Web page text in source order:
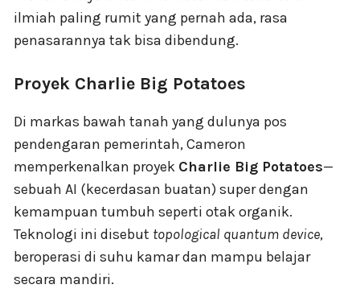
ilmiah paling rumit yang pernah ada, rasa
penasarannya tak bisa dibendung.
Proyek Charlie Big Potatoes
Di markas bawah tanah yang dulunya pos
pendengaran pemerintah, Cameron
memperkenalkan proyek Charlie Big Potatoes—
sebuah AI (kecerdasan buatan) super dengan
kemampuan tumbuh seperti otak organik.
Teknologi ini disebut topological quantum device,
beroperasi di suhu kamar dan mampu belajar
secara mandiri.